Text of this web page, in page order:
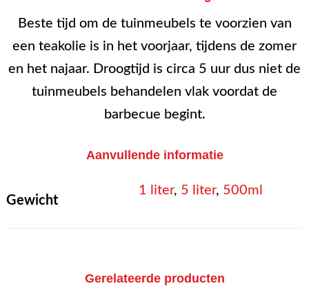
Beste tijd om de tuinmeubels te voorzien van
een teakolie is in het voorjaar, tijdens de zomer
en het najaar. Droogtijd is circa 5 uur dus niet de
tuinmeubels behandelen vlak voordat de
barbecue begint.
Aanvullende informatie
Gewicht
1 liter, 5 liter, 500ml
Gerelateerde producten